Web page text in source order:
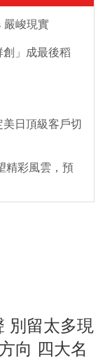
嚴峻現實
」成最後稻
日頂級客戶切
精彩風雲，預
別留太多現
向 四大名